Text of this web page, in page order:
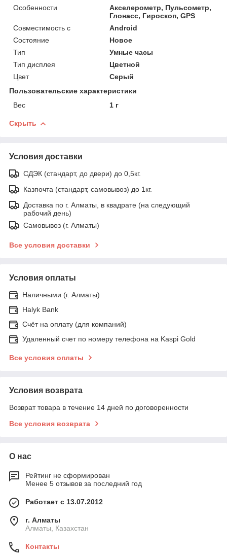
Особенности
Акселерометр, Пульсометр,
Глонасс, Гироскоп, GPS
Совместимость с
Android
Состояние
Новое
Тип
Умные часы
Тип дисплея
Цветной
Цвет
Серый
Пользовательские характеристики
Вес
1 г
Скрыть
Условия доставки
СДЭК (стандарт, до двери) до 0,5кг.
Казпочта (стандарт, самовывоз) до 1кг.
Доставка по г. Алматы, в квадрате (на следующий
рабочий день)
Самовывоз (г. Алматы)
Все условия доставки
Условия оплаты
Наличными (г. Алматы)
Halyk Bank
Счёт на оплату (для компаний)
Удаленный счет по номеру телефона на Kaspi Gold
Все условия оплаты
Условия возврата
Возврат товара в течение 14 дней по договоренности
Все условия возврата
О нас
Рейтинг не сформирован
Менее 5 отзывов за последний год
Работает с 13.07.2012
г. Алматы
Алматы, Казахстан
Контакты